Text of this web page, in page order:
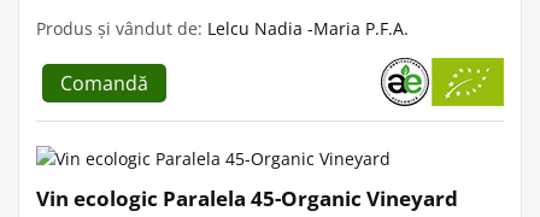
Produs și vândut de: Lelcu Nadia -Maria P.F.A.
Comandă
Vin ecologic Paralela 45-Organic Vineyard